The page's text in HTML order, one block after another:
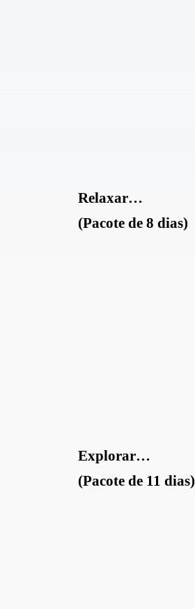
Relaxar…
(Pacote de 8 dias)
Explorar…
(Pacote de 11 dias)